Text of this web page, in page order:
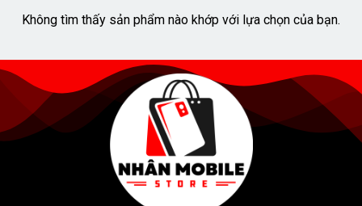
Không tìm thấy sản phẩm nào khớp với lựa chọn của bạn.